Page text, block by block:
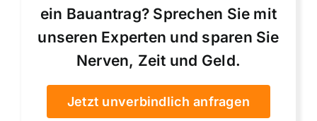
ein Bauantrag? Sprechen Sie mit
unseren Experten und sparen Sie
Nerven, Zeit und Geld.
Jetzt unverbindlich anfragen